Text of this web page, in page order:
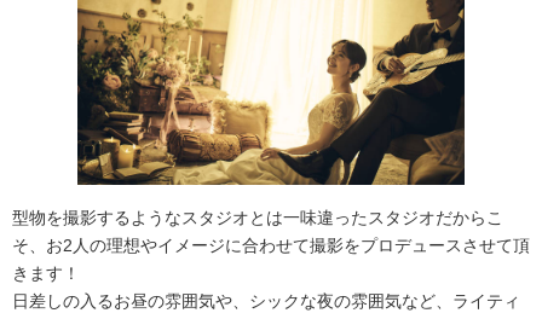
型物を撮影するようなスタジオとは一味違ったスタジオだからこ
そ、お2人の理想やイメージに合わせて撮影をプロデュースさせて頂
きます！
日差しの入るお昼の雰囲気や、シックな夜の雰囲気など、ライティ